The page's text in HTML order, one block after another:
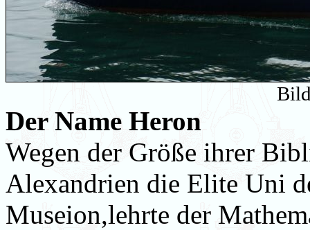
Der Name Heron
Wegen der Größe ihrer
Alexandrien die Elite Uni
Museion,lehrte der